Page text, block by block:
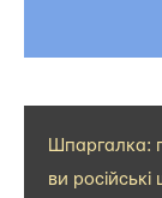
Шпаргалка:
ви